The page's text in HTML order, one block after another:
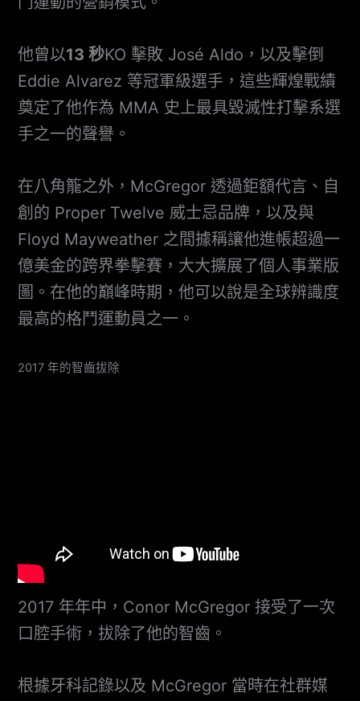
他曾以13 秒KO 擊敗 José Aldo，以及擊倒
Eddie Alvarez 等冠軍級選手，這些輝煌戰績
奠定了他作為 MMA 史上最具毀滅性打擊系選
手之一的聲譽。
在八角籠之外，McGregor 透過鉅額代言、自
創的 Proper Twelve 威士忌品牌，以及與
Floyd Mayweather 之間據稱讓他進帳超過一
億美金的跨界拳擊賽，大大擴展了個人事業版
圖。在他的巔峰時期，他可以說是全球辨識度
最高的格鬥運動員之一。
2017 年的智齒拔除
2017 年年中，Conor McGregor 接受了一次
口腔手術，拔除了他的智齒。
根據牙科記錄以及 McGregor 當時在社群媒